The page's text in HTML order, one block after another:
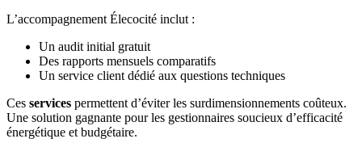
L’accompagnement Élecocité inclut :
Un audit initial gratuit
Des rapports mensuels comparatifs
Un service client dédié aux questions techniques
Ces services permettent d’éviter les surdimensionnements coûteux.
Une solution gagnante pour les gestionnaires soucieux d’efficacité
énergétique et budgétaire.